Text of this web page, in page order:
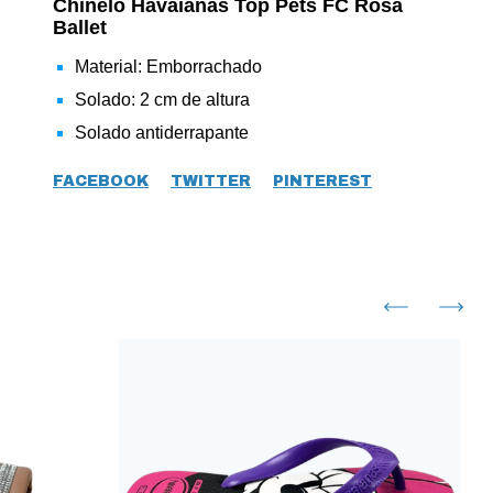
Chinelo Havaianas Top Pets FC Rosa
Ballet
Material: Emborrachado
Solado: 2 cm de altura
Solado antiderrapante
FACEBOOK TWITTER PINTEREST